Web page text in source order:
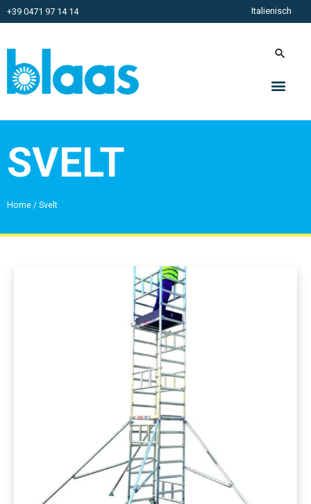
+39 0471 97 14 14 Italienisch
SVELT
Home / Svelt